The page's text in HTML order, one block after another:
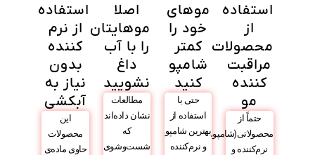
استفاده
از
محصولات
مراقبت
کننده
مو
حتماً از
محصولاتی(شامپو،
نرم‌کننده‌ و
مو‌های
خود را
کمتر
شامپو
کنید
حتی با
استفاده از
بهترین شامپو
و نرم‌کننده
اصلا
موهایتان
را با آب
داغ
نشویید
مطالعات
نشان داده‌اند
که
شست‌وشوی
استفاده
از نرم
کننده‌
بدون
نیاز به
آبکشی
این
محصولات
حاوی ماده‌ی